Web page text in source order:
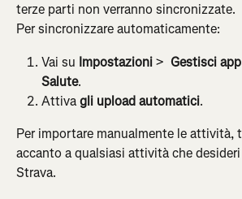
terze parti non verranno sincronizzate.
Per sincronizzare automaticamente:
Vai su Impostazioni > Gestisci
Salute.
Attiva gli upload automatici.
Per importare manualmente le attività,
accanto a qualsiasi attività che
Strava.